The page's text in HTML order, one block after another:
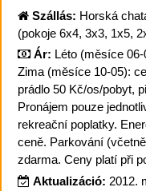
Szállás: Horská
(pokoje 6x4, 3x3, 1x5,
Ár: Léto (měsíce
Zima (měsíce 10-05):
prádlo 50 Kč/os/pobyt,
Pronájem pouze
rekreační poplatky.
ceně. Parkování
zdarma. Ceny platí při
Aktualizáció: 2012.